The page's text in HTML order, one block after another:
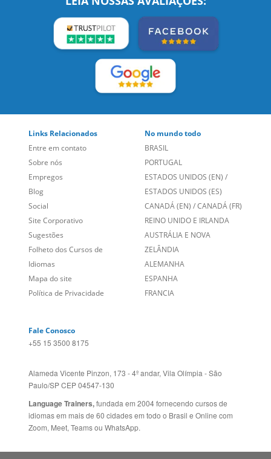
LEIA NOSSAS AVALIAÇÕES:
Links Relacionados
Entre em contato
Sobre nós
Empregos
Blog
Social
Site Corporativo
Sugestões
Folheto dos Cursos de
Idiomas
Mapa do site
No mundo todo
BRASIL
PORTUGAL
ESTADOS UNIDOS (EN)
ESTADOS UNIDOS (ES)
CANADÁ (EN) / CANADÁ (FR)
REINO UNIDO E IRLANDA
AUSTRÁLIA E NOVA
ZELÂNDIA
ALEMANHA
ESPANHA
Fale Conosco
Alameda Vicente Pinzon, 173 - 4º andar, Vila Olímpia - São
Paulo/SP CEP 04547-130
Language Trainers, fundada em 2004 fornecendo cursos de
idiomas em mais de 60 cidades em todo o Brasil e Online com